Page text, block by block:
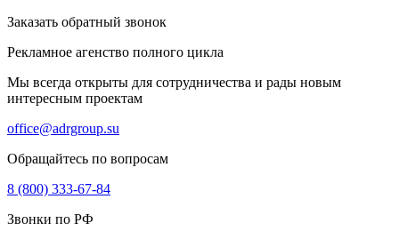
Заказать обратный звонок
Рекламное агенство полного цикла
Мы всегда открыты для сотрудничества и рады новым
интересным проектам
office@adrgroup.su
Обращайтесь по вопросам
8 (800) 333-67-84
Звонки по РФ